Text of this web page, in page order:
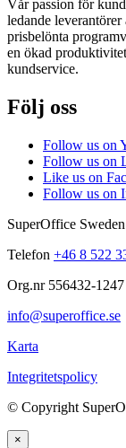
Vår passion för
ledande
prisbelönta
en ökad
kundservice.
Följ oss
Follow us on
Follow us on
Like us on
Follow us on
SuperOffice
Telefon +46 8 522
Org.nr 556432-1247
info@superoffice.se
Karta
Integritetspolicy
© Copyright
×